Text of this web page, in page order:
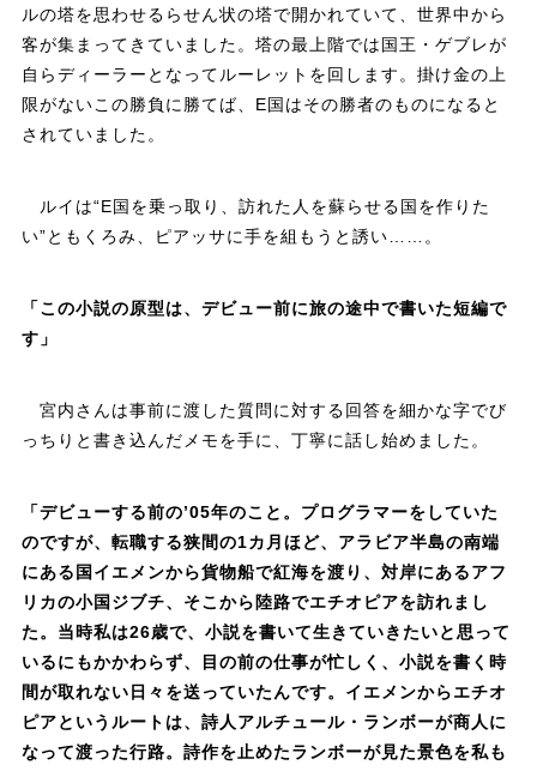
ルの塔を思わせるらせん状の塔で開かれていて、世界中から
客が集まってきていました。塔の最上階では国王・ゲブレが
自らディーラーとなってルーレットを回します。掛け金の上
限がないこの勝負に勝てば、E国はその勝者のものになると
されていました。
ルイは“E国を乗っ取り、訪れた人を蘇らせる国を作りた
い”ともくろみ、ピアッサに手を組もうと誘い……。
「この小説の原型は、デビュー前に旅の途中で書いた短編で
す」
宮内さんは事前に渡した質問に対する回答を細かな字でび
っちりと書き込んだメモを手に、丁寧に話し始めました。
「デビューする前の’05年のこと。プログラマーをしていた
のですが、転職する狭間の1カ月ほど、アラビア半島の南端
にある国イエメンから貨物船で紅海を渡り、対岸にあるアフ
リカの小国ジブチ、そこから陸路でエチオピアを訪れまし
た。当時私は26歳で、小説を書いて生きていきたいと思って
いるにもかかわらず、目の前の仕事が忙しく、小説を書く時
間が取れない日々を送っていたんです。イエメンからエチオ
ピアというルートは、詩人アルチュール・ランボーが商人に
なって渡った行路。詩作を止めたランボーが見た景色を私も